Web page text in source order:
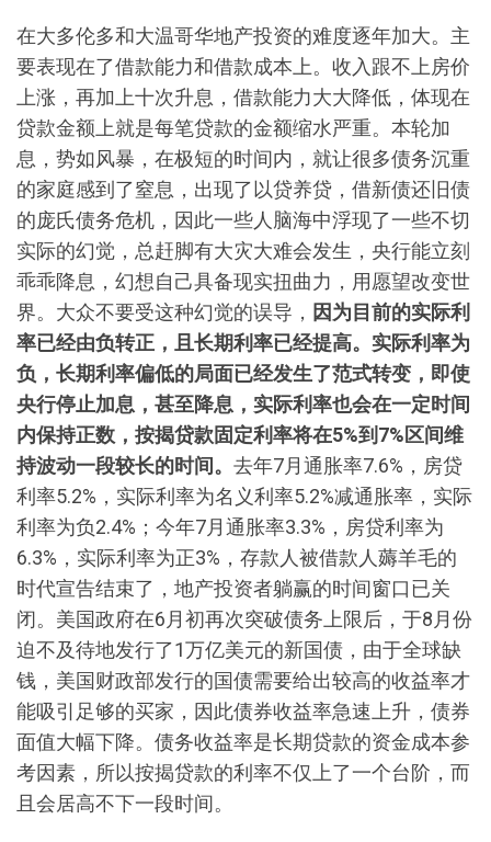
在大多伦多和大温哥华地产投资的难度逐年加大。主
要表现在了借款能力和借款成本上。收入跟不上房价
上涨，再加上十次升息，借款能力大大降低，体现在
贷款金额上就是每笔贷款的金额缩水严重。本轮加
息，势如风暴，在极短的时间内，就让很多债务沉重
的家庭感到了窒息，出现了以贷养贷，借新债还旧债
的庞氏债务危机，因此一些人脑海中浮现了一些不切
实际的幻觉，总赶脚有大灾大难会发生，央行能立刻
乖乖降息，幻想自己具备现实扭曲力，用愿望改变世
界。大众不要受这种幻觉的误导， 因为目前的实际利
率已经由负转正，且长期利率已经提高。实际利率为
负，长期利率偏低的局面已经发生了范式转变，即使
央行停止加息，甚至降息，实际利率也会在一定时间
内保持正数，按揭贷款固定利率将在5%到7%区间维
持波动一段较长的时间。 去年7月通胀率7.6%，房贷
利率5.2%，实际利率为名义利率5.2%减通胀率，实际
利率为负2.4%；今年7月通胀率3.3%，房贷利率为
6.3%，实际利率为正3%，存款人被借款人薅羊毛的
时代宣告结束了，地产投资者躺赢的时间窗口已关
闭。美国政府在6月初再次突破债务上限后，于8月份
迫不及待地发行了1万亿美元的新国债，由于全球缺
钱，美国财政部发行的国债需要给出较高的收益率才
能吸引足够的买家，因此债券收益率急速上升，债券
面值大幅下降。债务收益率是长期贷款的资金成本参
考因素，所以按揭贷款的利率不仅上了一个台阶，而
且会居高不下一段时间。